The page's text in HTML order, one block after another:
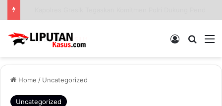
Log In
Home / Uncategorized
Uncategorized